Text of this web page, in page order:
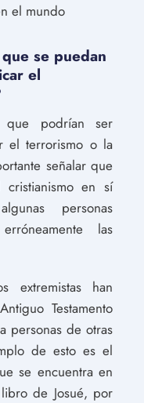
el mundo
se puedan
el
que podrían ser
el terrorismo o la
señalar que
en sí
personas
las
extremistas han
Testamento
personas de otras
de esto es el
se encuentra en
de Josué, por